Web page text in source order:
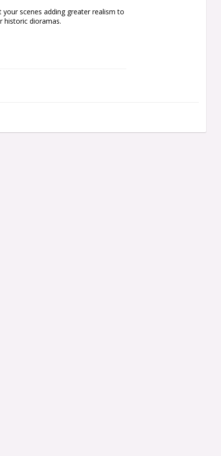
scenes adding greater realism to
historic dioramas.